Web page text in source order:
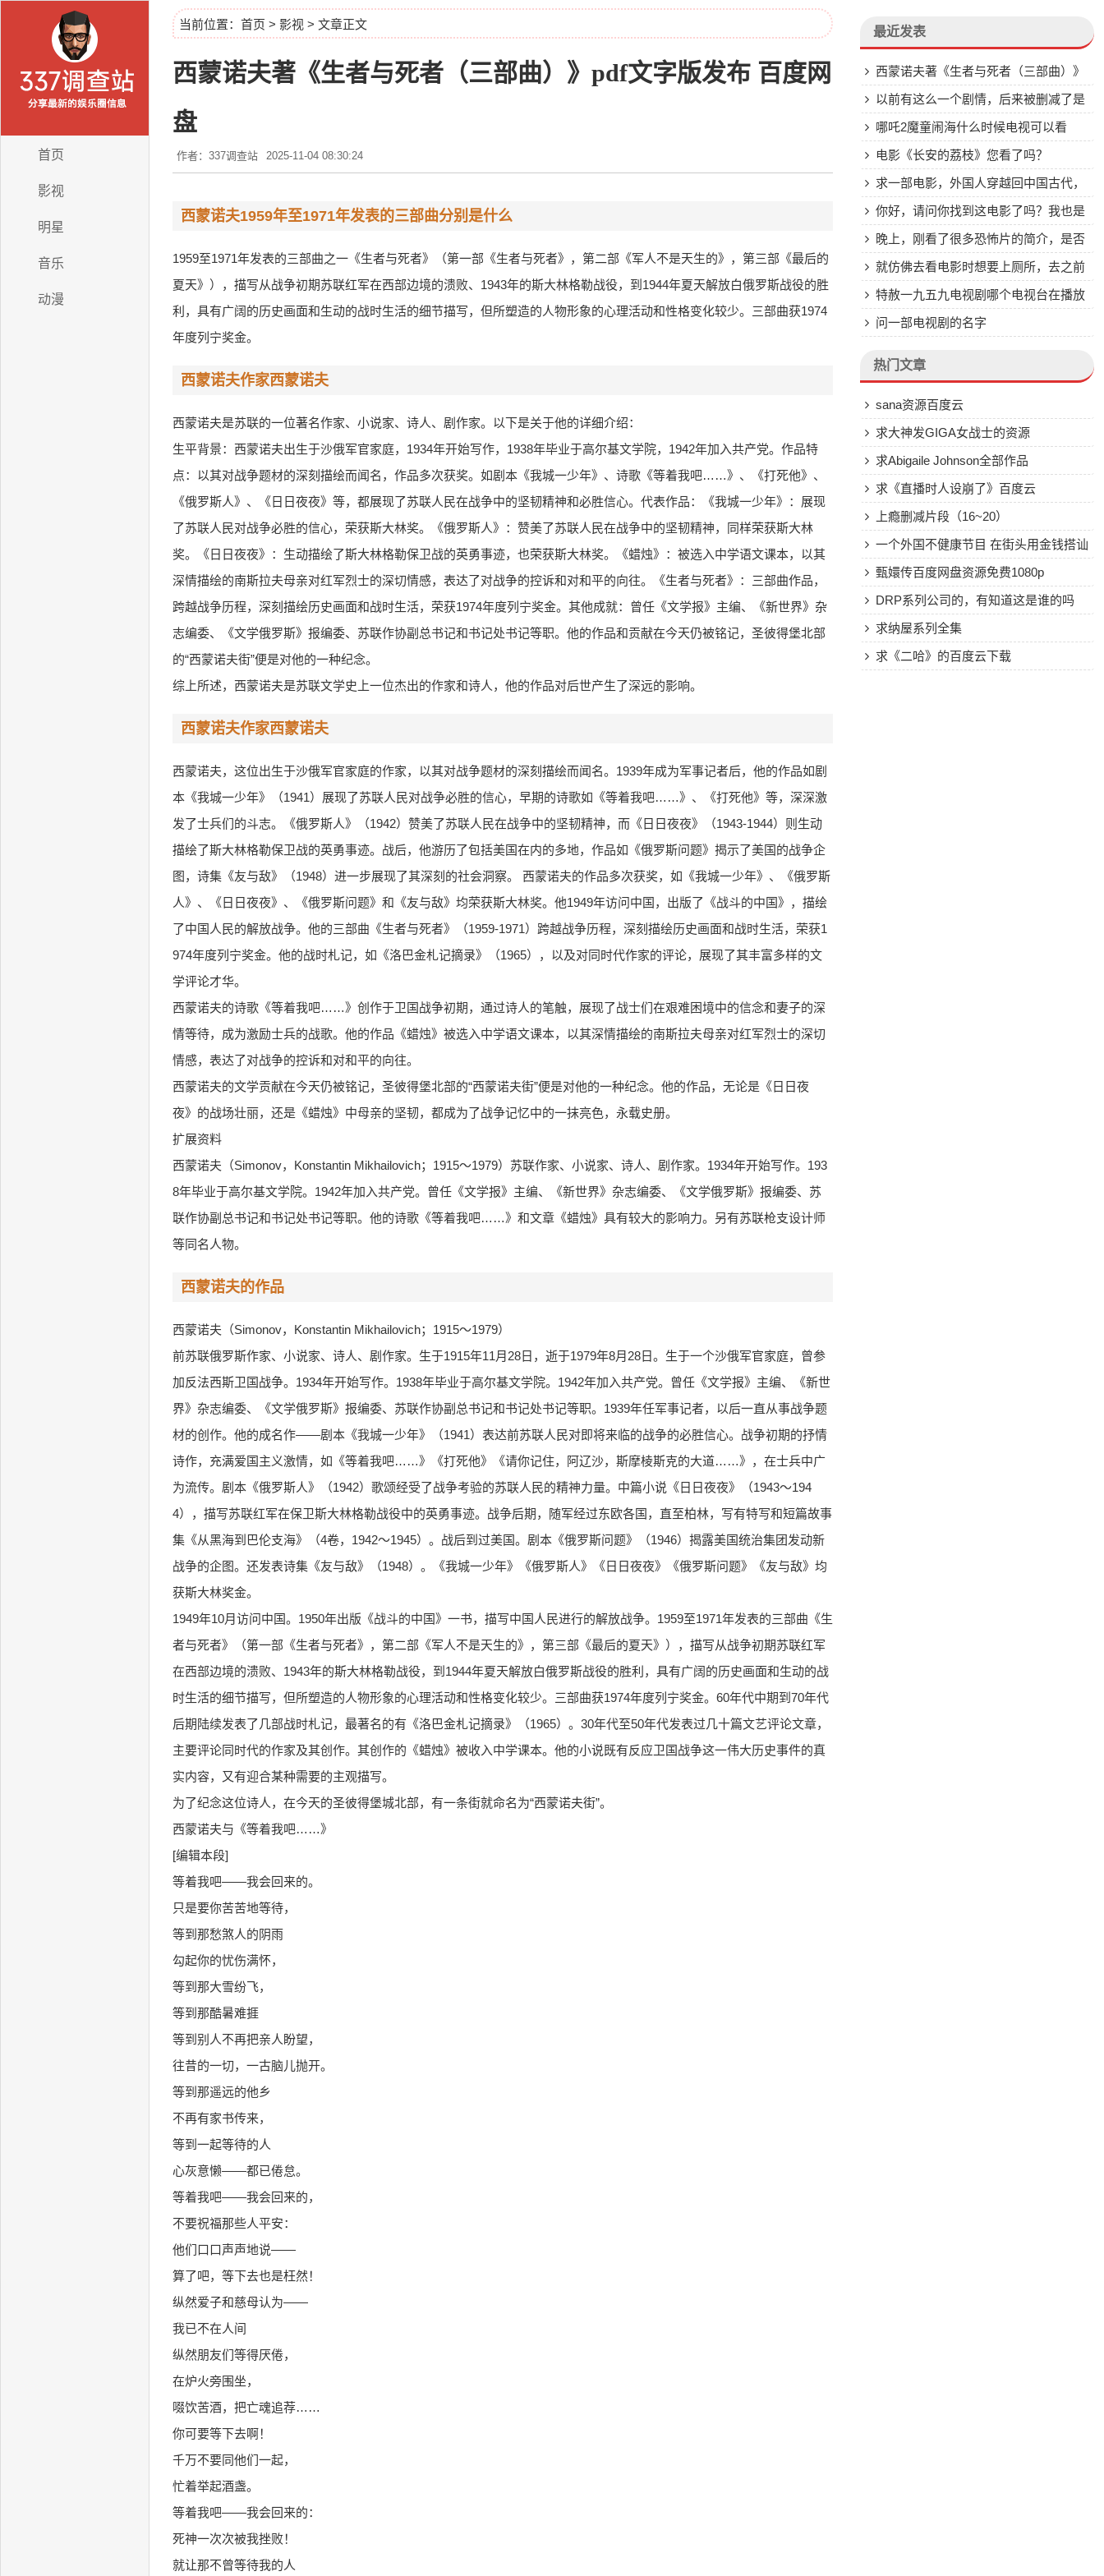
首页
影视
明星
音乐
动漫
当前位置： 首页 > 影视 > 文章正文
西蒙诺夫著《生者与死者（三部曲）》pdf文字版发布 百度网
盘
作者：337调查站 2025-11-04 08:30:24
西蒙诺夫1959年至1971年发表的三部曲分别是什么
1959至1971年发表的三部曲之一《生者与死者》（第一部《生者与死者》，第二部《军人不是天生的》，第三部《最后的
夏天》），描写从战争初期苏联红军在西部边境的溃败、1943年的斯大林格勒战役，到1944年夏天解放白俄罗斯战役的胜
利，具有广阔的历史画面和生动的战时生活的细节描写，但所塑造的人物形象的心理活动和性格变化较少。三部曲获1974
年度列宁奖金。
西蒙诺夫作家西蒙诺夫
西蒙诺夫是苏联的一位著名作家、小说家、诗人、剧作家。以下是关于他的详细介绍：
生平背景：西蒙诺夫出生于沙俄军官家庭，1934年开始写作，1938年毕业于高尔基文学院，1942年加入共产党。作品特
点：以其对战争题材的深刻描绘而闻名，作品多次获奖。如剧本《我城一少年》、诗歌《等着我吧……》、《打死他》、
《俄罗斯人》、《日日夜夜》等，都展现了苏联人民在战争中的坚韧精神和必胜信心。代表作品：《我城一少年》：展现
了苏联人民对战争必胜的信心，荣获斯大林奖。《俄罗斯人》：赞美了苏联人民在战争中的坚韧精神，同样荣获斯大林
奖。《日日夜夜》：生动描绘了斯大林格勒保卫战的英勇事迹，也荣获斯大林奖。《蜡烛》：被选入中学语文课本，以其
深情描绘的南斯拉夫母亲对红军烈士的深切情感，表达了对战争的控诉和对和平的向往。《生者与死者》：三部曲作品，
跨越战争历程，深刻描绘历史画面和战时生活，荣获1974年度列宁奖金。其他成就：曾任《文学报》主编、《新世界》杂
志编委、《文学俄罗斯》报编委、苏联作协副总书记和书记处书记等职。他的作品和贡献在今天仍被铭记，圣彼得堡北部
的“西蒙诺夫街”便是对他的一种纪念。
综上所述，西蒙诺夫是苏联文学史上一位杰出的作家和诗人，他的作品对后世产生了深远的影响。
西蒙诺夫作家西蒙诺夫
西蒙诺夫，这位出生于沙俄军官家庭的作家，以其对战争题材的深刻描绘而闻名。1939年成为军事记者后，他的作品如剧
本《我城一少年》（1941）展现了苏联人民对战争必胜的信心，早期的诗歌如《等着我吧……》、《打死他》等，深深激
发了士兵们的斗志。《俄罗斯人》（1942）赞美了苏联人民在战争中的坚韧精神，而《日日夜夜》（1943-1944）则生动
描绘了斯大林格勒保卫战的英勇事迹。战后，他游历了包括美国在内的多地，作品如《俄罗斯问题》揭示了美国的战争企
图，诗集《友与敌》（1948）进一步展现了其深刻的社会洞察。 西蒙诺夫的作品多次获奖，如《我城一少年》、《俄罗斯
人》、《日日夜夜》、《俄罗斯问题》和《友与敌》均荣获斯大林奖。他1949年访问中国，出版了《战斗的中国》，描绘
了中国人民的解放战争。他的三部曲《生者与死者》（1959-1971）跨越战争历程，深刻描绘历史画面和战时生活，荣获1
974年度列宁奖金。他的战时札记，如《洛巴金札记摘录》（1965），以及对同时代作家的评论，展现了其丰富多样的文
学评论才华。
西蒙诺夫的诗歌《等着我吧……》创作于卫国战争初期，通过诗人的笔触，展现了战士们在艰难困境中的信念和妻子的深
情等待，成为激励士兵的战歌。他的作品《蜡烛》被选入中学语文课本，以其深情描绘的南斯拉夫母亲对红军烈士的深切
情感，表达了对战争的控诉和对和平的向往。
西蒙诺夫的文学贡献在今天仍被铭记，圣彼得堡北部的“西蒙诺夫街”便是对他的一种纪念。他的作品，无论是《日日夜
夜》的战场壮丽，还是《蜡烛》中母亲的坚韧，都成为了战争记忆中的一抹亮色，永载史册。
扩展资料
西蒙诺夫（Simonov，Konstantin Mikhailovich；1915～1979）苏联作家、小说家、诗人、剧作家。1934年开始写作。193
8年毕业于高尔基文学院。1942年加入共产党。曾任《文学报》主编、《新世界》杂志编委、《文学俄罗斯》报编委、苏
联作协副总书记和书记处书记等职。他的诗歌《等着我吧……》和文章《蜡烛》具有较大的影响力。另有苏联枪支设计师
等同名人物。
西蒙诺夫的作品
西蒙诺夫（Simonov，Konstantin Mikhailovich；1915～1979）
前苏联俄罗斯作家、小说家、诗人、剧作家。生于1915年11月28日，逝于1979年8月28日。生于一个沙俄军官家庭，曾参
加反法西斯卫国战争。1934年开始写作。1938年毕业于高尔基文学院。1942年加入共产党。曾任《文学报》主编、《新世
界》杂志编委、《文学俄罗斯》报编委、苏联作协副总书记和书记处书记等职。1939年任军事记者，以后一直从事战争题
材的创作。他的成名作——剧本《我城一少年》（1941）表达前苏联人民对即将来临的战争的必胜信心。战争初期的抒情
诗作，充满爱国主义激情，如《等着我吧……》《打死他》《请你记住，阿辽沙，斯摩棱斯克的大道……》，在士兵中广
为流传。剧本《俄罗斯人》（1942）歌颂经受了战争考验的苏联人民的精神力量。中篇小说《日日夜夜》（1943～194
4），描写苏联红军在保卫斯大林格勒战役中的英勇事迹。战争后期，随军经过东欧各国，直至柏林，写有特写和短篇故事
集《从黑海到巴伦支海》（4卷，1942～1945）。战后到过美国。剧本《俄罗斯问题》（1946）揭露美国统治集团发动新
战争的企图。还发表诗集《友与敌》（1948）。《我城一少年》《俄罗斯人》《日日夜夜》《俄罗斯问题》《友与敌》均
获斯大林奖金。
1949年10月访问中国。1950年出版《战斗的中国》一书，描写中国人民进行的解放战争。1959至1971年发表的三部曲《生
者与死者》（第一部《生者与死者》，第二部《军人不是天生的》，第三部《最后的夏天》），描写从战争初期苏联红军
在西部边境的溃败、1943年的斯大林格勒战役，到1944年夏天解放白俄罗斯战役的胜利，具有广阔的历史画面和生动的战
时生活的细节描写，但所塑造的人物形象的心理活动和性格变化较少。三部曲获1974年度列宁奖金。60年代中期到70年代
后期陆续发表了几部战时札记，最著名的有《洛巴金札记摘录》（1965）。30年代至50年代发表过几十篇文艺评论文章，
主要评论同时代的作家及其创作。其创作的《蜡烛》被收入中学课本。他的小说既有反应卫国战争这一伟大历史事件的真
实内容，又有迎合某种需要的主观描写。
为了纪念这位诗人，在今天的圣彼得堡城北部，有一条街就命名为“西蒙诺夫街”。
西蒙诺夫与《等着我吧……》
[编辑本段]
等着我吧——我会回来的。
只是要你苦苦地等待，
等到那愁煞人的阴雨
勾起你的忧伤满怀，
等到那大雪纷飞，
等到那酷暑难捱
等到别人不再把亲人盼望，
往昔的一切，一古脑儿抛开。
等到那遥远的他乡
不再有家书传来，
等到一起等待的人
心灰意懒——都已倦怠。
等着我吧——我会回来的，
不要祝福那些人平安：
他们口口声声地说——
算了吧，等下去也是枉然！
纵然爱子和慈母认为——
我已不在人间
纵然朋友们等得厌倦，
在炉火旁围坐，
啜饮苦酒，把亡魂追荐……
你可要等下去啊！
千万不要同他们一起，
忙着举起酒盏。
等着我吧——我会回来的：
死神一次次被我挫败！
就让那不曾等待我的人
最近发表
西蒙诺夫著《生者与死者（三部曲）》
pdf文字版发布 百度网盘
以前有这么一个剧情，后来被删减了是
不是？
哪吒2魔童闹海什么时候电视可以看
电影《长安的荔枝》您看了吗？
求一部电影，外国人穿越回中国古代，
拯救一个国家的公主
你好，请问你找到这电影了吗？我也是
找了多年都找不到
晚上，刚看了很多恐怖片的简介，是否
会作梦？恶梦？
就仿佛去看电影时想要上厕所，去之前
男主和女主还相拥着憧憬未来，回来后就
发现，男主
特赦一九五九电视剧哪个电视台在播放
问一部电视剧的名字
热门文章
sana资源百度云
求大神发GIGA女战士的资源
求Abigaile Johnson全部作品
求《直播时人设崩了》百度云
上瘾删减片段（16~20）
一个外国不健康节目 在街头用金钱搭讪
美女甄嬛传百度网盘资源免费1080p
DRP系列公司的，有知道这是谁的吗
求纳屋系列全集
求《二哈》的百度云下载